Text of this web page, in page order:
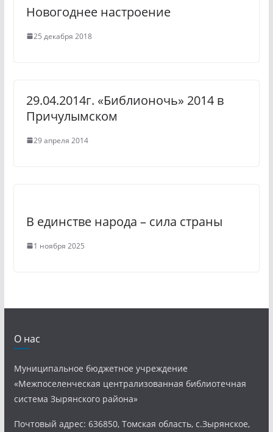
i
Новогоднее настроение
25 декабря 2018
29.04.2014г. «Библионочь» 2014 в
Причулымском
29 апреля 2014
В единстве народа – сила страны
1 ноября 2025
О нас
Муниципальное бюджетное учреждение
«Межпоселенческая централизованная библиотечная
система Зырянского района»
Почтовый адрес: 636850, Томская область, с.Зырянское,